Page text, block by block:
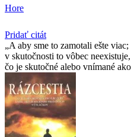
Hore
Pridať citát
A aby sme to zamotali ešte
v skutočnosti to vôbec
čo je skutočné alebo vnímané